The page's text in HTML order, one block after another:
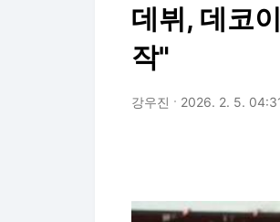
데뷔, 데코
작"
강우진 2026. 2. 5.